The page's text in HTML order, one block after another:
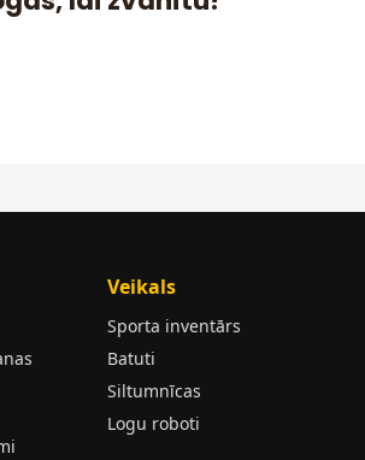
Veikals
Sporta inventārs
Batuti
Siltumnīcas
Logu roboti